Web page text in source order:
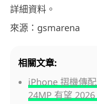
詳細資料。
來源：gsmarena
相關文章:
iPhone 摺機傳
24MP 有望